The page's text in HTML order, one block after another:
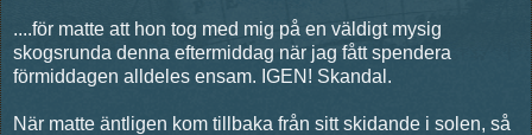
....för matte att hon tog med mig på en väldigt mysig
skogsrunda denna eftermiddag när jag fått spendera
förmiddagen alldeles ensam. IGEN! Skandal.
När matte äntligen kom tillbaka från sitt skidande i solen, så